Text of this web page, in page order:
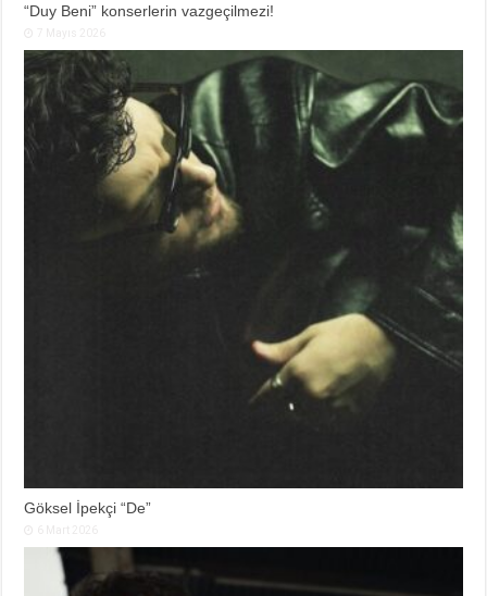
“Duy Beni” konserlerin vazgeçilmezi!
Göksel İpekçi “De”